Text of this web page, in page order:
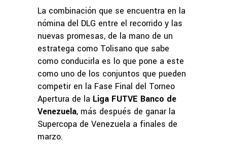
La combinación que se encuentra en la
nómina del DLG entre el recorrido y las
nuevas promesas, de la mano de un
estratega como Tolisano que sabe
como conducirla es lo que pone a este
como uno de los conjuntos que pueden
competir en la Fase Final del Torneo
Apertura de la Liga FUTVE Banco de
Venezuela, más después de ganar la
Supercopa de Venezuela a finales de
marzo.